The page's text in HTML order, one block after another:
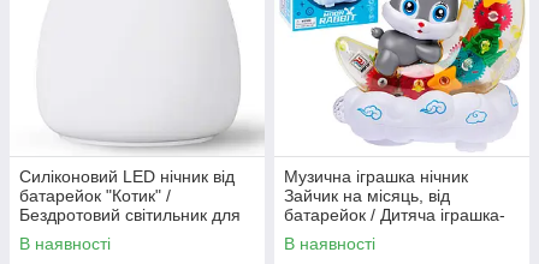
Силіконовий LED нічник від
батарейок "Котик" /
Бездротовий світильник для
дітей / Дитячий світлодіодний
нічник
В наявності
Музична іграшка нічник
Зайчик на місяць, від
батарейок / Дитяча іграшка-
нічник
В наявності